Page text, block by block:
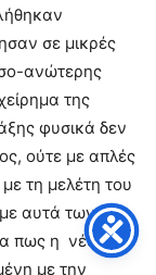
σε μικρές
ανώτερης
της
φυσικά δεν
ούτε με απλές
τη μελέτη του
αυτά των
πως η νέα
με την